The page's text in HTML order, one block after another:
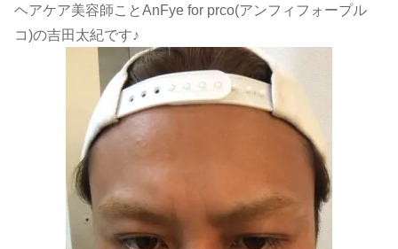
ヘアケア美容師ことAnFye for prco(アンフィフォープル
コ)の吉田太紀です♪